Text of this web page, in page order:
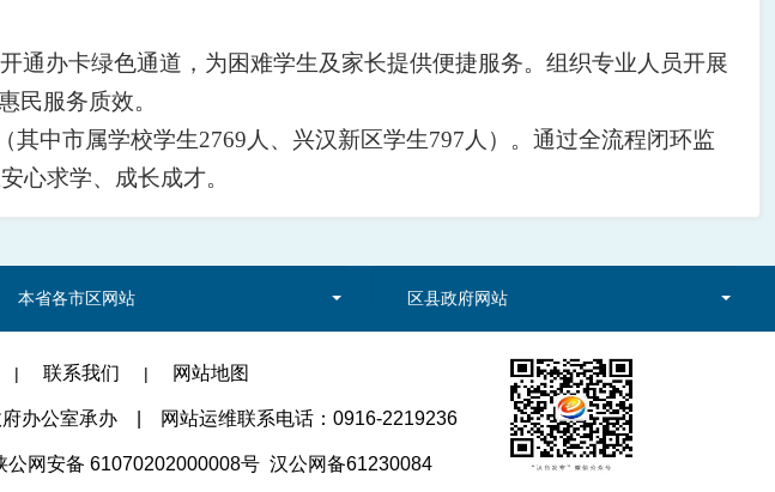
通办卡绿色通道，为困难学生及家长提供便捷服务。组织专业人员开展
民服务质效。
中市属学校学生2769人、兴汉新区学生797人）。通过全流程闭环监
心求学、成长成才。
本省各市区网站 区县政府网站
| 联系我们 | 网站地图
办公室承办 网站运维联系电话：0916-2219236
公网安备 61070202000008号 汉公网备61230084